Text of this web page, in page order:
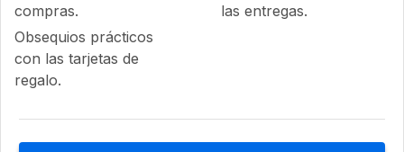
compras.
Obsequios prácticos
con las tarjetas de
regalo.
las entregas.